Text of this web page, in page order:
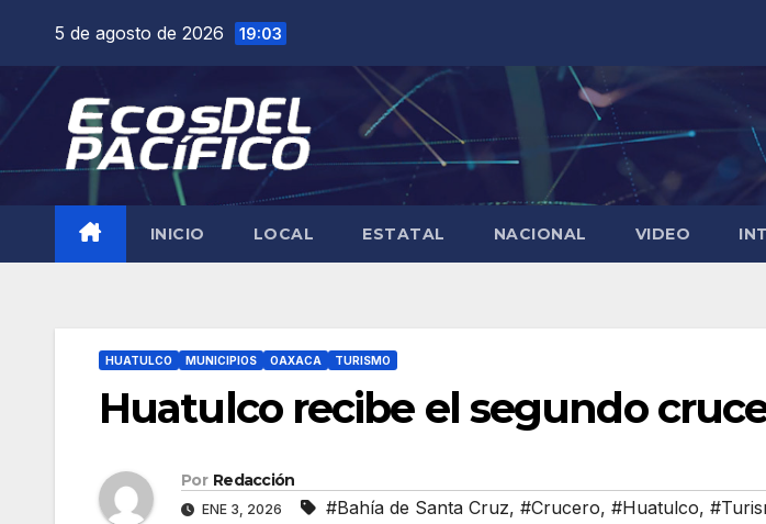
contenido
5 de agosto de 2026 19:03
INICIO LOCAL ESTATAL NACIONAL VIDEO
HUATULCO MUNICIPIOS OAXACA TURISMO
Huatulco recibe el segundo
Por Redacción
ENE 3, 2026 #Bahía de Santa Cruz, #Crucero, #Huatulco,